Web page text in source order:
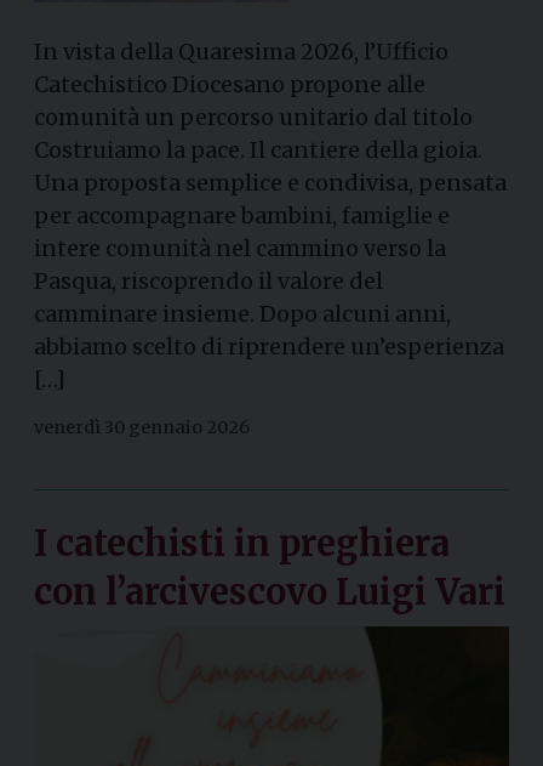
In vista della Quaresima 2026, l’Ufficio
Catechistico Diocesano propone alle
comunità un percorso unitario dal titolo
Costruiamo la pace. Il cantiere della gioia.
Una proposta semplice e condivisa, pensata
per accompagnare bambini, famiglie e
intere comunità nel cammino verso la
Pasqua, riscoprendo il valore del
camminare insieme. Dopo alcuni anni,
abbiamo scelto di riprendere un’esperienza
[…]
venerdì 30 gennaio 2026
I catechisti in preghiera
con l’arcivescovo Luigi Vari